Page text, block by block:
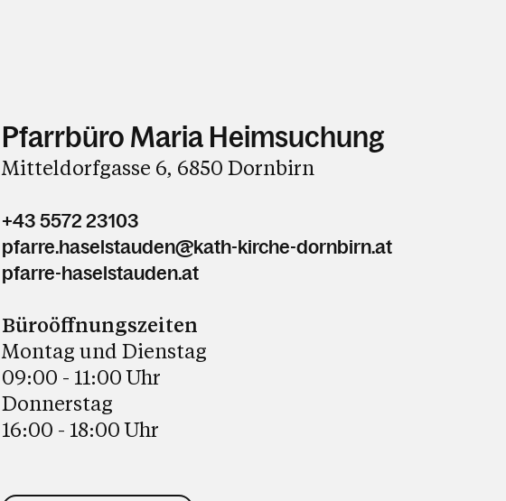
Pfarrbüro Maria Heimsuchung
Mitteldorfgasse 6, 6850 Dornbirn
+43 5572 23103
pfarre.haselstauden@kath-kirche-dornbirn.at
pfarre-haselstauden.at
Büroöffnungszeiten
Montag und Dienstag
09:00 - 11:00 Uhr
Donnerstag
16:00 - 18:00 Uhr